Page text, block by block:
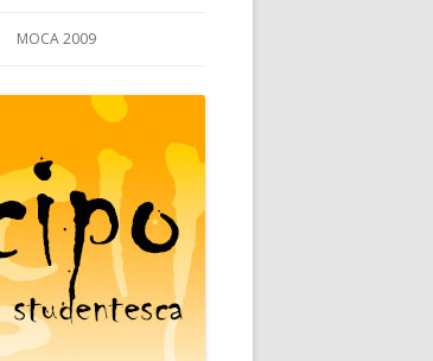
MOCA 2009
I LABORATORI
GLI OSPITI